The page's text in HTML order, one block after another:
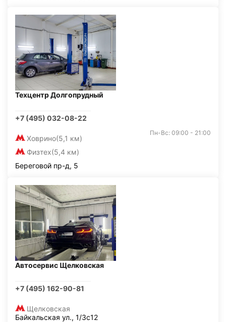
Техцентр Долгопрудный
+7 (495) 032-08-22
Ховрино(5,1 км)
Физтех(5,4 км)
Пн-Вс: 09:00 - 21:00
Береговой пр-д, 5
Автосервис Щелковская
+7 (495) 162-90-81
Щелковская
Байкальская ул., 1/3с12